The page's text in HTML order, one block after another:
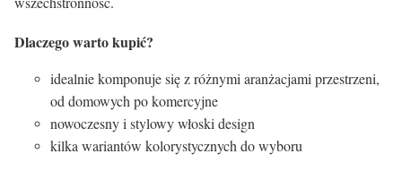
Dlaczego warto kupić?
idealnie komponuje się z różnymi aranżacjami przestrzeni,
od domowych po komercyjne
nowoczesny i stylowy włoski design
kilka wariantów kolorystycznych do wyboru